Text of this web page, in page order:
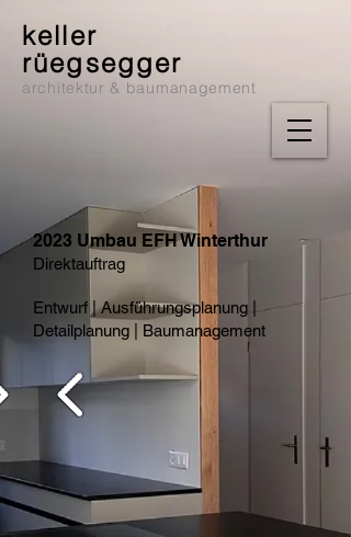
keller
rüegsegger
architektur & baumanagement
2023 Umbau EFH Winterthur
Direktauftrag
Entwurf | Ausführungsplanung |
Detailplanung | Baumanagement